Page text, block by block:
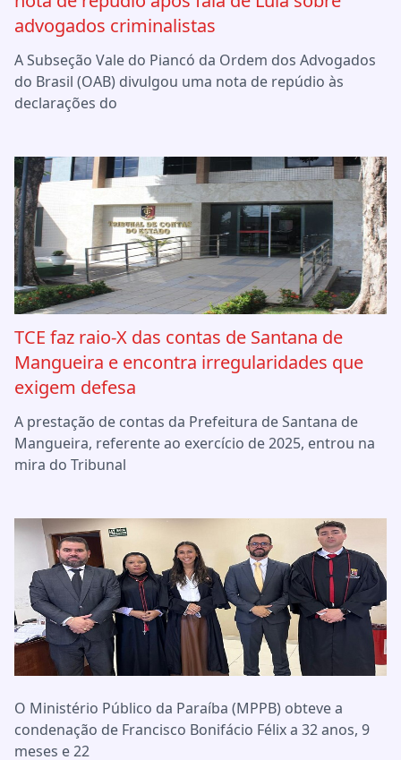
advogados criminalistas
A Subseção Vale do Piancó da Ordem dos Advogados
do Brasil (OAB) divulgou uma nota de repúdio às
declarações do
TCE faz raio-X das contas de Santana de
Mangueira e encontra irregularidades que
exigem defesa
A prestação de contas da Prefeitura de Santana de
Mangueira, referente ao exercício de 2025, entrou na
mira do Tribunal
O Ministério Público da Paraíba (MPPB) obteve a
condenação de Francisco Bonifácio Félix a 32 anos, 9
meses e 22